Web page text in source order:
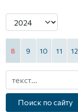
8 9 10 11 12
Поиск по сайту